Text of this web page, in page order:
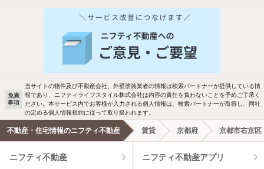
他の人はこんな条件で絞り込んでいます！
バス・トイレ別 2階以上
駐車場あり ペット相談
洗濯機置場あり 独立洗面台
エアコンあり 都市ガス
温水洗浄便座 オートロック
新着物件メール通知
ご希望の条件の物件が見つかり次第、メ
新着メール通知を受け取る
免責
事項
当サイトの物件及び不動産会社、外壁塗装業者の情報は検索パートナーが提供している情
報であり、ニフティライフスタイル株式会社は内容の責任を負わないことを予めご了承く
ださい。本サービス内でお客様が入力される個人情報は、検索パートナーが取得し、同社
の定める個人情報規約に従って取り扱われます。
不動産・住宅情報のニフティ不動産 賃貸 京都府 京都市右京区
ニフティ不動産 ニフティ不動産アプリ